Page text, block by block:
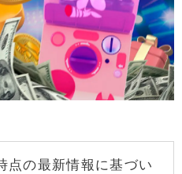
点の最新情報に基づい